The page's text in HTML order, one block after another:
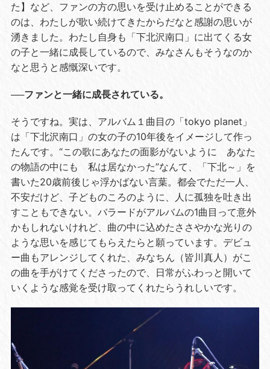
た】など、ファンの方の思いを受け止めることができる
のは、わたしが歌い続けてきたからだなと感謝の思いが
湧きました。わたし自身も「下北沢南口」に出てくる女
の子と一緒に成長しているので、みなさんもそうなのか
なと思うと感慨深いです。
──ファンと一緒に成長されている。
そうですね。実は、アルバム１曲目の「tokyo planet」
は「下北沢南口」の女の子の10年後をイメージして作っ
たんです。“この歌にあなたの面影がないように あなた
の物語の中にも 私は居なかった”なんて、「下北～」を
書いた20歳前後じゃ浮かばない言葉。都会でただ一人、
不安だけど、子どものころのように、人に孤独を吐き出
すこともできない。バラードがアルバムの1曲目って意外
かもしれないけれど、曲の中に込めたささやかな光りの
ような思いを感じてもらえたらと願っています。デビュ
ー曲もアレンジしてくれた、みなちん（皆川真人）がこ
の曲を手がけてくださったので、日常がふわっと開いて
いくような感覚を受け取ってくれたらうれしいです。